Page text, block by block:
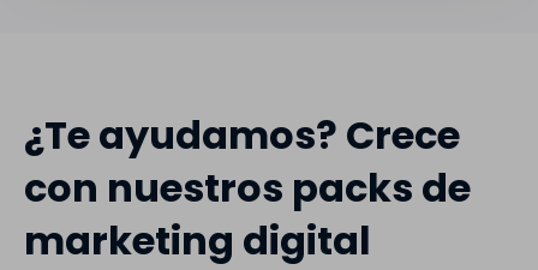
¿Te ayudamos? Crece
con nuestros packs de
marketing digital